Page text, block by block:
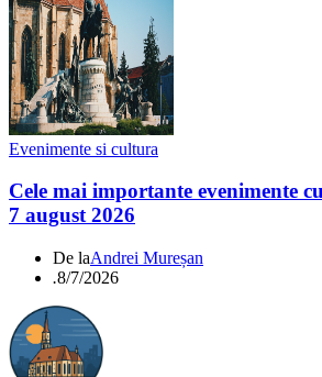
Evenimente si cultura
Cele mai importante evenimente
7 august 2026
De laAndrei Mureșan
.8/7/2026